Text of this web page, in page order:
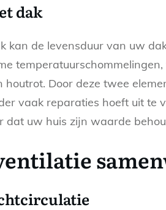
dak
kan de levensduur van uw
Door deze twee
vaak reparaties hoeft uit te
dat uw huis zijn waarde